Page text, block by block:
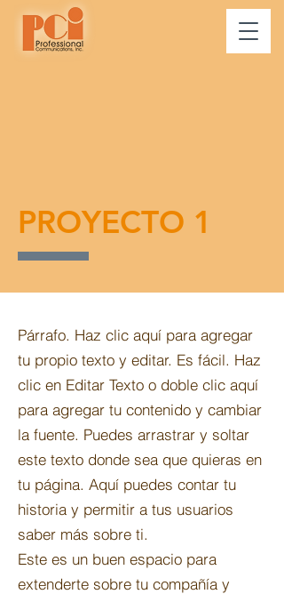
PROYECTO 1
Párrafo. Haz clic aquí para agregar
tu propio texto y editar. Es fácil. Haz
clic en Editar Texto o doble clic aquí
para agregar tu contenido y cambiar
la fuente. Puedes arrastrar y soltar
este texto donde sea que quieras en
tu página. Aquí puedes contar tu
historia y permitir a tus usuarios
saber más sobre ti.
Este es un buen espacio para
extenderte sobre tu compañía y